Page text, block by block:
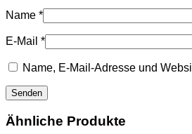
Name *
E-Mail *
Name, E-Mail-Adresse und
Ähnliche Produkte